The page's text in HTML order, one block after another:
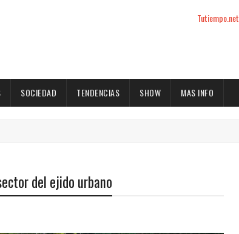
Tutiempo.net
SOCIEDAD TENDENCIAS SHOW MAS INFO
del ejido urbano